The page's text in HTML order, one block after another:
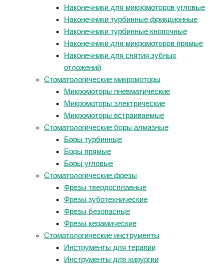
Наконечники для микромоторов угловые
Наконечники турбинные фрикционные
Наконечники турбинные кнопочные
Наконечники для микромоторов прямые
Наконечники для снятия зубных
отложений
Стоматологические микромоторы
Микромоторы пневматические
Микромоторы электрические
Микромоторы встраиваемые
Стоматологические боры алмазные
Боры турбинные
Боры прямые
Боры угловые
Стоматологические фрезы
Фрезы твердосплавные
Фрезы зуботехнические
Фрезы безопасные
Фрезы керамические
Стоматологические инструменты
Инструменты для терапии
Инструменты для хирургии